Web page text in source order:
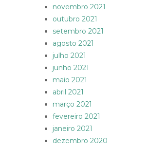
novembro 2021
outubro 2021
setembro 2021
agosto 2021
julho 2021
junho 2021
maio 2021
abril 2021
março 2021
fevereiro 2021
janeiro 2021
dezembro 2020